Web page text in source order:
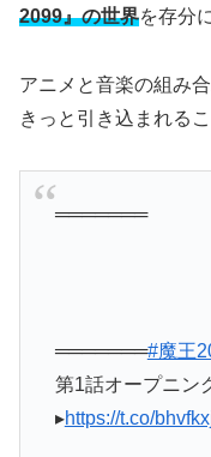
2099』の世界を存分
アニメと音楽の組み
きっと引き込まれる
═══════
═══════#魔王
第1話オープニン
▸https://t.co/